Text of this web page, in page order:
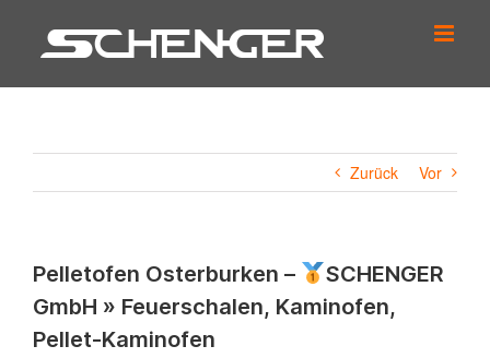
springen
Zurück Vor
Pelletofen Osterburken –
SCHENGER
GmbH » Feuerschalen, Kaminofen,
Pellet-Kaminofen